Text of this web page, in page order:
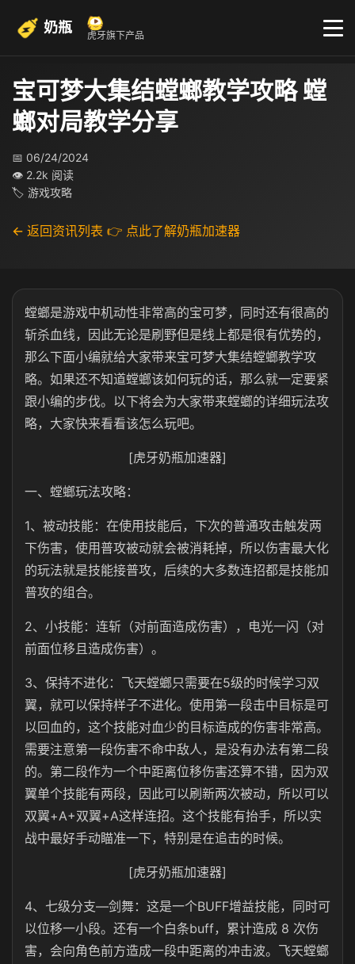
奶瓶 虎牙旗下产品
宝可梦大集结螳螂教学攻略 螳
螂对局教学分享​
📅 06/24/2024
👁 2.2k 阅读
🏷 游戏攻略
← 返回资讯列表 👉 点此了解奶瓶加速器
螳螂是游戏中机动性非常高的宝可梦，同时还有很高的
斩杀血线，因此无论是刷野但是线上都是很有优势的，
那么下面小编就给大家带来宝可梦大集结螳螂教学攻
略。如果还不知道螳螂该如何玩的话，那么就一定要紧
跟小编的步伐。以下将会为大家带来螳螂的详细玩法攻
略，大家快来看看该怎么玩吧。
[虎牙奶瓶加速器]
一、螳螂玩法攻略：
1、被动技能：在使用技能后，下次的普通攻击触发两
下伤害，使用普攻被动就会被消耗掉，所以伤害最大化
的玩法就是技能接普攻，后续的大多数连招都是技能加
普攻的组合。
2、小技能：连斩（对前面造成伤害），电光一闪（对
前面位移且造成伤害）。
3、保持不进化：飞天螳螂只需要在5级的时候学习双
翼，就可以保持样子不进化。使用第一段击中目标是可
以回血的，这个技能对血少的目标造成的伤害非常高。
需要注意第一段伤害不命中敌人，是没有办法有第二段
的。第二段作为一个中距离位移伤害还算不错，因为双
翼单个技能有两段，因此可以刷新两次被动，所以可以
双翼+A+双翼+A这样连招。这个技能有抬手，所以实
战中最好手动瞄准一下，特别是在追击的时候。
[虎牙奶瓶加速器]
4、七级分支—剑舞：这是一个BUFF增益技能，同时可
以位移一小段。还有一个白条buff，累计造成 8 次伤
害，会向角色前方造成一段中距离的冲击波。飞天螳螂